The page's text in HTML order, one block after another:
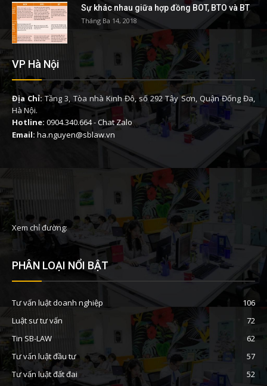
Sự khác nhau giữa hợp đồng BOT, BTO và BT
Tháng Ba 14, 2018
VP Hà Nội
Địa Chỉ: Tầng 3, Tòa nhà Kinh Đô, số 292 Tây Sơn, Quận Đống Đa,
Hà Nội.
Hotline: 0904.340.664-Chat Zalo
Email: ha.nguyen@sblaw.vn
Xem chỉ đường:
PHÂN LOẠI NỔI BẬT
Tư vấn luật doanh nghiệp
106
Luật sư tư vấn
72
Tin SB-LAW
62
Tư vấn luật đầu tư
57
Tư vấn luật đất đai
52